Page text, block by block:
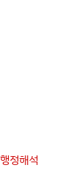
행정해석